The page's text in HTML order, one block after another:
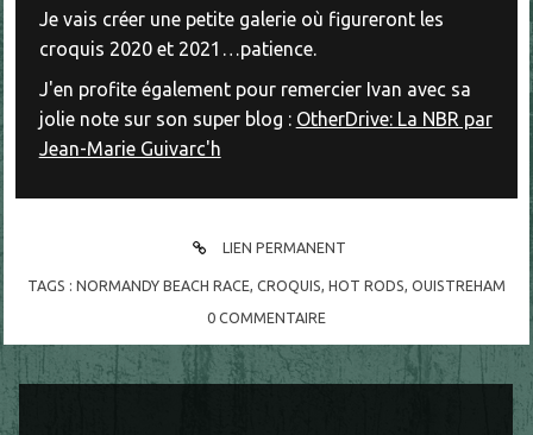
Je vais créer une petite galerie où figureront les
croquis 2020 et 2021…patience.
J'en profite également pour remercier Ivan avec sa
jolie note sur son super blog : OtherDrive: La NBR par
Jean-Marie Guivarc'h
LIEN PERMANENT
TAGS : NORMANDY BEACH RACE, CROQUIS, HOT RODS, OUISTREHAM
0 COMMENTAIRE